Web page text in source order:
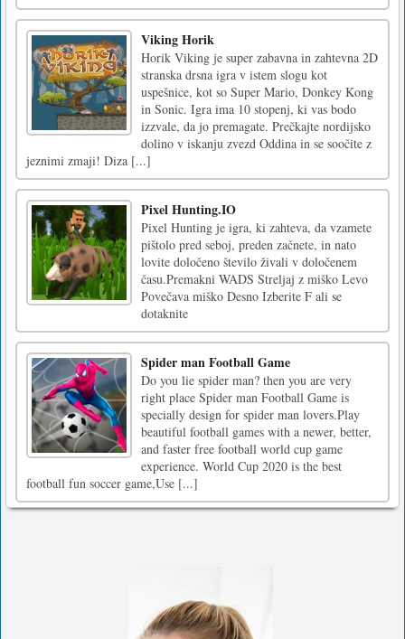
Viking Horik
Horik Viking je super zabavna in zahtevna 2D
stranska drsna igra v istem slogu kot
uspešnice, kot so Super Mario, Donkey Kong
in Sonic. Igra ima 10 stopenj, ki vas bodo
izzvale, da jo premagate. Prečkajte nordijsko
dolino v iskanju zvezd Oddina in se soočite z
jeznimi zmaji! Diza [...]
Pixel Hunting.IO
Pixel Hunting je igra, ki zahteva, da vzamete
pištolo pred seboj, preden začnete, in nato
lovite določeno število živali v določenem
času.Premakni WADS Streljaj z miško Levo
Povečava miško Desno Izberite F ali se
dotaknite
Spider man Football Game
Do you lie spider man? then you are very
right place Spider man Football Game is
specially design for spider man lovers.Play
beautiful football games with a newer, better,
and faster free football world cup game
experience. World Cup 2020 is the best
football fun soccer game,Use [...]